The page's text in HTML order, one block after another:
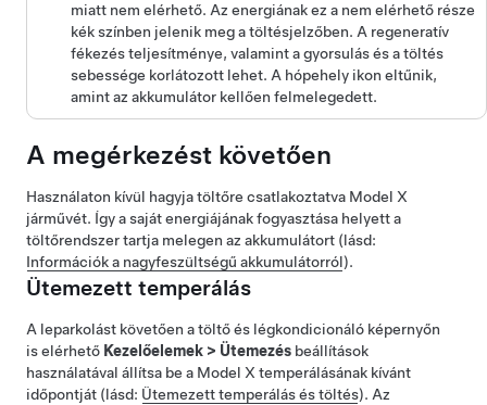
miatt nem elérhető. Az energiának ez a nem elérhető része
kék színben jelenik meg a töltésjelzőben. A regeneratív
fékezés teljesítménye, valamint a gyorsulás és a töltés
sebessége korlátozott lehet. A hópehely ikon eltűnik,
amint az akkumulátor kellően felmelegedett.
A megérkezést követően
Használaton kívül hagyja töltőre csatlakoztatva Model X
járművét. Így a saját energiájának fogyasztása helyett a
töltőrendszer tartja melegen az akkumulátort (lásd:
Információk a nagyfeszültségű akkumulátorról).
Ütemezett temperálás
A leparkolást követően a töltő és légkondicionáló képernyőn
is elérhető Kezelőelemek > Ütemezés beállítások
használatával állítsa be a Model X temperálásának kívánt
időpontját (lásd: Ütemezett temperálás és töltés). Az